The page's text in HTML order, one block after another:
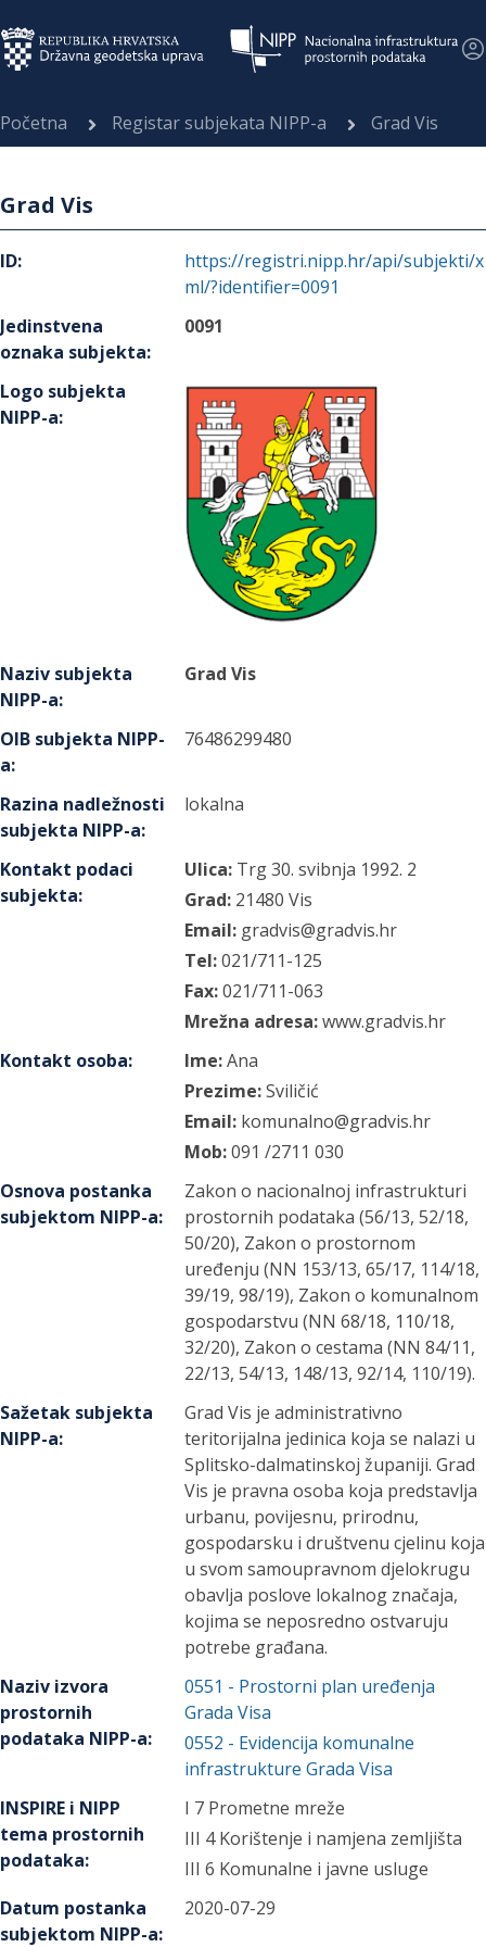
Početna Registar subjekata NIPP-a Grad Vis
Grad Vis
ID:
https://registri.nipp.hr/api/subjekti/x
ml/?identifier=0091
Jedinstvena
oznaka subjekta:
0091
Logo subjekta
NIPP-a:
Naziv subjekta
NIPP-a:
Grad Vis
OIB subjekta NIPP-
a:
76486299480
Razina nadležnosti
subjekta NIPP-a:
lokalna
Kontakt podaci
subjekta:
Ulica: Trg 30. svibnja 1992. 2
Grad: 21480 Vis
Email: gradvis@gradvis.hr
Tel:021/711-125
Fax:021/711-063
Mrežna adresa:www.gradvis.hr
Kontakt osoba: Ime:Ana
Prezime:Sviličić
Email: komunalno@gradvis.hr
Mob:091 /2711 030
Osnova postanka
subjektom NIPP-a:
Zakon o nacionalnoj infrastrukturi
prostornih podataka (56/13, 52/18,
50/20), Zakon o prostornom
uređenju (NN 153/13, 65/17, 114/18,
39/19, 98/19), Zakon o komunalnom
gospodarstvu (NN 68/18, 110/18,
32/20), Zakon o cestama (NN 84/11,
22/13, 54/13, 148/13, 92/14, 110/19).
Sažetak subjekta
NIPP-a:
Grad Vis je administrativno
teritorijalna jedinica koja se nalazi u
Splitsko-dalmatinskoj županiji. Grad
Vis je pravna osoba koja predstavlja
urbanu, povijesnu, prirodnu,
gospodarsku i društvenu cjelinu koja
u svom samoupravnom djelokrugu
obavlja poslove lokalnog značaja,
kojima se neposredno ostvaruju
potrebe građana.
Naziv izvora
prostornih
podataka NIPP-a:
0551 - Prostorni plan uređenja
Grada Visa
0552 - Evidencija komunalne
infrastrukture Grada Visa
INSPIRE i NIPP
tema prostornih
podataka:
I 7 Prometne mreže
III 4 Korištenje i namjena zemljišta
III 6 Komunalne i javne usluge
Datum postanka
subjektom NIPP-a:
2020-07-29